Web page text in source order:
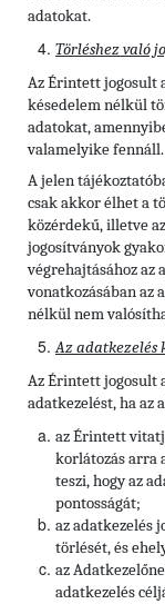
adatokat.
Törléshez való
Az Érintettjogosult
késedelem nélkül
adatokat,
valamelyike fennáll.
A jelen
csak akkor élhet a
közérdekű, illetve
jogosítványok
végrehajtásához az
vonatkozásában az
nélkül nem
Az adatkezelés
Az Érintett jogosult
adatkezelést, ha az
az Érintett
korlátozás arra
teszi, hogy az
pontosságát;
az adatkezelés
törlését, és
az
adatkezelés